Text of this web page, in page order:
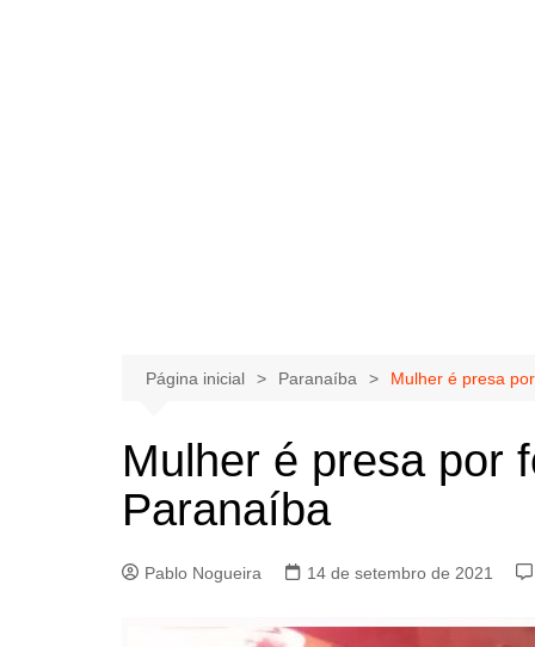
Página inicial Paranaíba Mulher é presa
Mulher é presa por
Paranaíba
Pablo Nogueira 14 de setembro de 2021